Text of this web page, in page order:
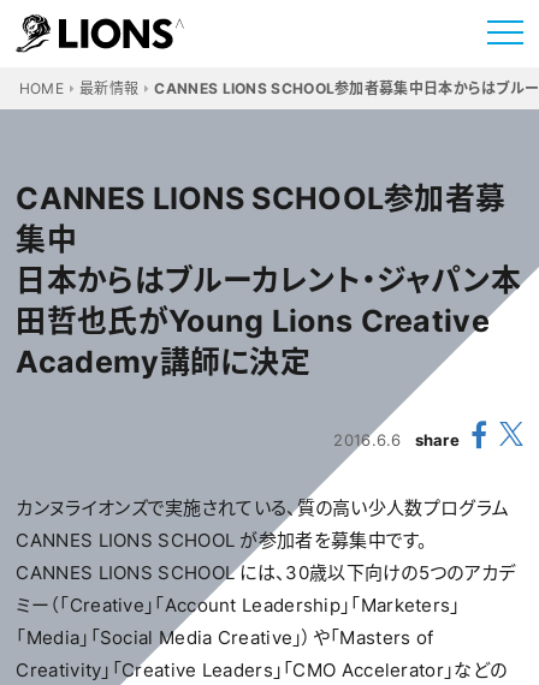
HOME 最新情報 CANNES LIONS SCHOOL参加者募集中日本からはブル
CANNES LIONS SCHOOL参加者募
集中
日本からはブルーカレント・ジャパン本
田哲也氏がYoung Lions Creative
Academy講師に決定
2016.6.6 share
カンヌライオンズで実施されている、質の高い少人数プログラム
CANNES LIONS SCHOOL が参加者を募集中です。
CANNES LIONS SCHOOL には、30歳以下向けの5つのアカデ
ミー（「Creative」「Account Leadership」「Marketers」
「Media」「Social Media Creative」）や「Masters of
Creativity」「Creative Leaders」「CMO Accelerator」などの